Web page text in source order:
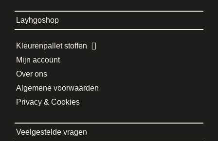
Layhgoshop
Kleurenpallet stoffen
Mijn account
Over ons
Algemene voorwaarden
Privacy & Cookies
Veelgestelde vragen